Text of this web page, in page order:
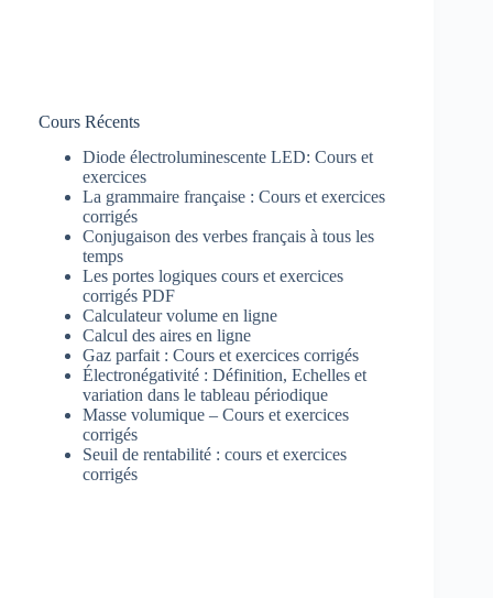
Cours Récents
Diode électroluminescente LED: Cours et
exercices
La grammaire française : Cours et exercices
corrigés
Conjugaison des verbes français à tous les
temps
Les portes logiques cours et exercices
corrigés PDF
Calculateur volume en ligne
Calcul des aires en ligne
Gaz parfait : Cours et exercices corrigés
Électronégativité : Définition, Echelles et
variation dans le tableau périodique
Masse volumique – Cours et exercices
corrigés
Seuil de rentabilité : cours et exercices
corrigés